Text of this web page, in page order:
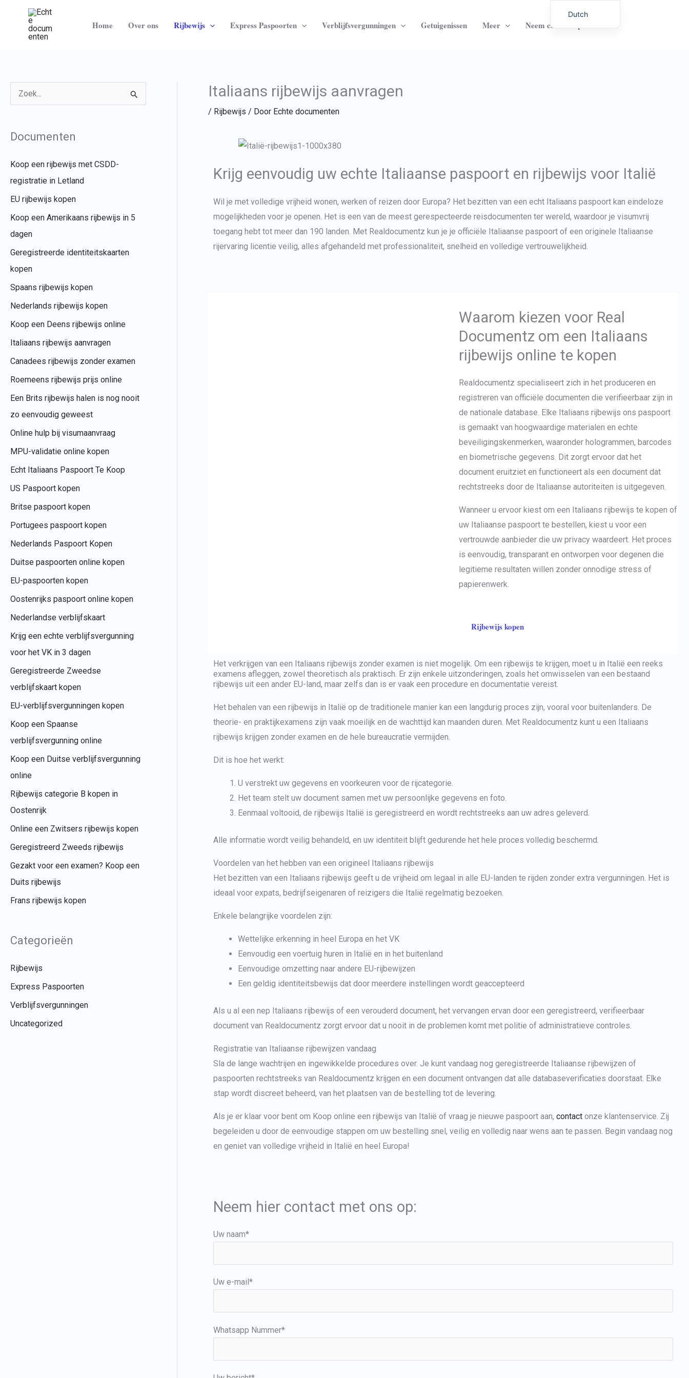
Home Over ons Rijbewijs Express Paspoorten Verblijfsvergunningen Getuigenissen Meer Neem contact op met
n
a
a
Documenten
Koop een rijbewijs met CSDD-
registratie in Letland
EU rijbewijs kopen
Koop een Amerikaans rijbewijs in 5
dagen
Geregistreerde identiteitskaarten
kopen
Spaans rijbewijs kopen
Nederlands rijbewijs kopen
Koop een Deens rijbewijs online
Italiaans rijbewijs aanvragen
Canadees rijbewijs zonder examen
Roemeens rijbewijs prijs online
Een Brits rijbewijs halen is nog nooit
zo eenvoudig geweest
Online hulp bij visumaanvraag
MPU-validatie online kopen
Echt Italiaans Paspoort Te Koop
US Paspoort kopen
Britse paspoort kopen
Portugees paspoort kopen
Nederlands Paspoort Kopen
Duitse paspoorten online kopen
EU-paspoorten kopen
Oostenrijks paspoort online kopen
Nederlandse verblijfskaart
Krijg een echte verblijfsvergunning
voor het VK in 3 dagen
Geregistreerde Zweedse
verblijfskaart kopen
EU-verblijfsvergunningen kopen
Koop een Spaanse
verblijfsvergunning online
Koop een Duitse verblijfsvergunning
online
Rijbewijs categorie B kopen in
Oostenrijk
Online een Zwitsers rijbewijs kopen
Geregistreerd Zweeds rijbewijs
Gezakt voor een examen? Koop een
Duits rijbewijs
Frans rijbewijs kopen
Categorieën
Rijbewijs
Express Paspoorten
Verblijfsvergunningen
Uncategorized
Italiaans rijbewijs aanvragen
/ Rijbewijs / Door Echte documenten
Krijg eenvoudig uw echte Italiaanse paspoort en rijbewijs voor Italië
Wil je met volledige vrijheid wonen, werken of reizen door Europa? Het bezitten van een echt Italiaans paspoort kan eindeloze
mogelijkheden voor je openen. Het is een van de meest gerespecteerde reisdocumenten ter wereld, waardoor je visumvrij
toegang hebt tot meer dan 190 landen. Met Realdocumentz kun je je officiële Italiaanse paspoort of een originele Italiaanse
rijervaring licentie veilig, alles afgehandeld met professionaliteit, snelheid en volledige vertrouwelijkheid.
Waarom kiezen voor Real
Documentz om een Italiaans
rijbewijs online te kopen
Realdocumentz specialiseert zich in het produceren en
registreren van officiële documenten die verifieerbaar zijn in
de nationale database. Elke Italiaans rijbewijs ons paspoort
is gemaakt van hoogwaardige materialen en echte
beveiligingskenmerken, waaronder hologrammen, barcodes
en biometrische gegevens. Dit zorgt ervoor dat het
document eruitziet en functioneert als een document dat
rechtstreeks door de Italiaanse autoriteiten is uitgegeven.
Wanneer u ervoor kiest om een Italiaans rijbewijs te kopen of
uw Italiaanse paspoort te bestellen, kiest u voor een
vertrouwde aanbieder die uw privacy waardeert. Het proces
is eenvoudig, transparant en ontworpen voor degenen die
legitieme resultaten willen zonder onnodige stress of
papierenwerk.
Rijbewijs kopen
Het verkrijgen van een Italiaans rijbewijs zonder examen is niet mogelijk. Om een rijbewijs te krijgen, moet u in Italië een reeks
examens afleggen, zowel theoretisch als praktisch. Er zijn enkele uitzonderingen, zoals het omwisselen van een bestaand
rijbewijs uit een ander EU-land, maar zelfs dan is er vaak een procedure en documentatie vereist.
Het behalen van een rijbewijs in Italië op de traditionele manier kan een langdurig proces zijn, vooral voor buitenlanders. De
theorie- en praktijkexamens zijn vaak moeilijk en de wachttijd kan maanden duren. Met Realdocumentz kunt u een Italiaans
rijbewijs krijgen zonder examen en de hele bureaucratie vermijden.
Dit is hoe het werkt:
U verstrekt uw gegevens en voorkeuren voor de rijcategorie.
Het team stelt uw document samen met uw persoonlijke gegevens en foto.
Eenmaal voltooid, de rijbewijs Italië is geregistreerd en wordt rechtstreeks aan uw adres geleverd.
Alle informatie wordt veilig behandeld, en uw identiteit blijft gedurende het hele proces volledig beschermd.
Voordelen van het hebben van een origineel Italiaans rijbewijs
Het bezitten van een Italiaans rijbewijs geeft u de vrijheid om legaal in alle EU-landen te rijden zonder extra vergunningen. Het is
ideaal voor expats, bedrijfseigenaren of reizigers die Italië regelmatig bezoeken.
Enkele belangrijke voordelen zijn:
Wettelijke erkenning in heel Europa en het VK
Eenvoudig een voertuig huren in Italië en in het buitenland
Eenvoudige omzetting naar andere EU-rijbewijzen
Een geldig identiteitsbewijs dat door meerdere instellingen wordt geaccepteerd
Als u al een nep Italiaans rijbewijs of een verouderd document, het vervangen ervan door een geregistreerd, verifieerbaar
document van Realdocumentz zorgt ervoor dat u nooit in de problemen komt met politie of administratieve controles.
Registratie van Italiaanse rijbewijzen vandaag
Sla de lange wachtrijen en ingewikkelde procedures over. Je kunt vandaag nog geregistreerde Italiaanse rijbewijzen of
paspoorten rechtstreeks van Realdocumentz krijgen en een document ontvangen dat alle databaseverificaties doorstaat. Elke
stap wordt discreet beheerd, van het plaatsen van de bestelling tot de levering.
Als je er klaar voor bent om Koop online een rijbewijs van Italië of vraag je nieuwe paspoort aan, contact onze klantenservice. Zij
begeleiden u door de eenvoudige stappen om uw bestelling snel, veilig en volledig naar wens aan te passen. Begin vandaag nog
en geniet van volledige vrijheid in Italië en heel Europa!
Neem hier contact met ons op:
Uw naam*
Uw e-mail*
Whatsapp Nummer*
Dutch
English
Lithuanian
Spanish
Chinese
French
Japanese
Bulgarian